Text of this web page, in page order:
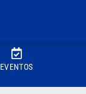
EVENTOS